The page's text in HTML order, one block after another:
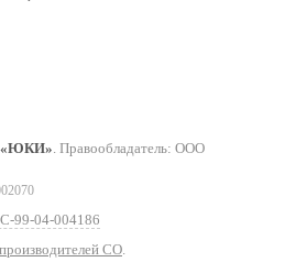
«ЮКИ» . Правообладатель: ООО
99-04-004186
СО